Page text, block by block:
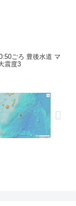
ごろ 豊後水道 マ
震度3